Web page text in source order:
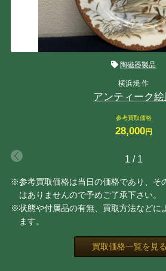
陶磁器製品
横浜焼 作
アンティーク絵
参考買取価格
28,000円
1 / 1
※参考買取価格は当日の価格であり、そ
はありませんので予めご了承下さい。
※状態や付属品の有無、買取方法などに
ます。
買取価格一覧を見る